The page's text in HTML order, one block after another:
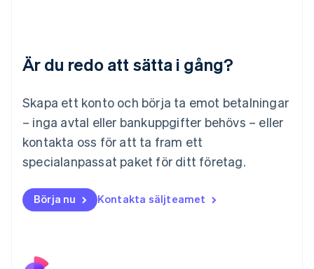
Är du redo att sätta i gång?
Skapa ett konto och börja ta emot betalningar
– inga avtal eller bankuppgifter behövs – eller
kontakta oss för att ta fram ett
specialanpassat paket för ditt företag.
Börja nu Kontakta säljteamet
FrançaisDeutschEnglish
Malta
English
Mexiko
Español English
Nederländerna
Norge
English
English